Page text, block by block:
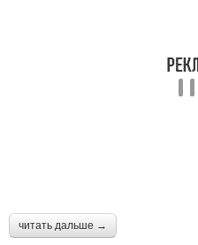
читать дальше →